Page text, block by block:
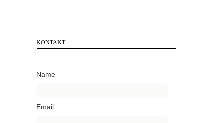
KONTAKT
Name
Email